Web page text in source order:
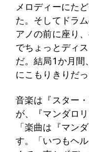
メロディーにた
た。そしてドラ
アノの前に座り
でちょっとディ
だ。結局1か月間
にこもりきりだっ
音楽は『スター
が、『マンダロ
「楽曲は『マン
す。「いつもヘ